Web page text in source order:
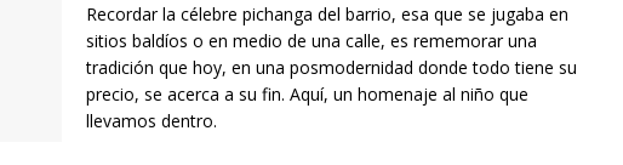
Recordar la célebre pichanga del barrio, esa que se jugaba en
sitios baldíos o en medio de una calle, es rememorar una
tradición que hoy, en una posmodernidad donde todo tiene su
precio, se acerca a su fin. Aquí, un homenaje al niño que
llevamos dentro.